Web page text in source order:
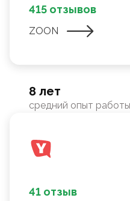
415 отзывов
ZOON
8 лет
средний опыт
41 отзыв